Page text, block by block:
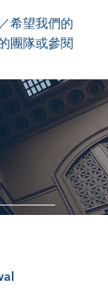
希望我們的
團隊或參閱